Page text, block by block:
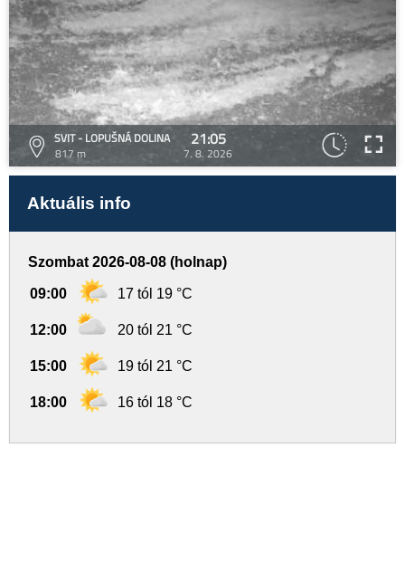
SVIT - LOPUŠNÁ DOLINA
817 m
21:05
7. 8. 2026
Aktuális info
Szombat 2026-08-08 (holnap)
09:00 17 tól 19 °C
12:00 20 tól 21 °C
15:00 19 tól 21 °C
18:00 16 tól 18 °C